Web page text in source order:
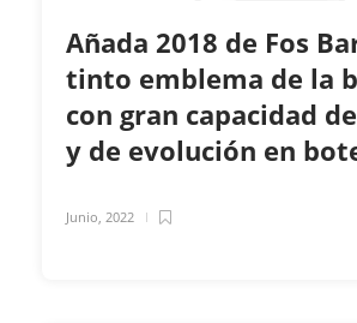
Añada 2018 de Fos
tinto emblema de la
con gran capacidad
y de evolución en
Junio, 2022